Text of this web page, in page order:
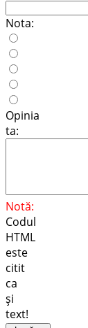
Nota:
Opinia
ta:
Notă:
Codul
HTML
este
citit
ca
şi
text!